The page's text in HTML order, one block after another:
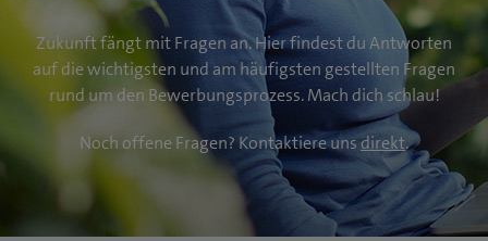
Zukunft fängt mit Fragen an. Hier findest du Antworten
auf die wichtigsten und am häufigsten gestellten Fragen
rund um den Bewerbungsprozess. Mach dich schlau!
Noch offene Fragen? Kontaktiere unsdirekt.